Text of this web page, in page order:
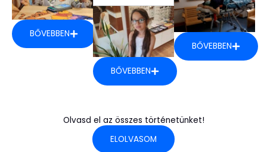
BŐVEBBEN
BŐVEBBEN
BŐVEBBEN
Olvasd el az összes történetünket!
ELOLVASOM